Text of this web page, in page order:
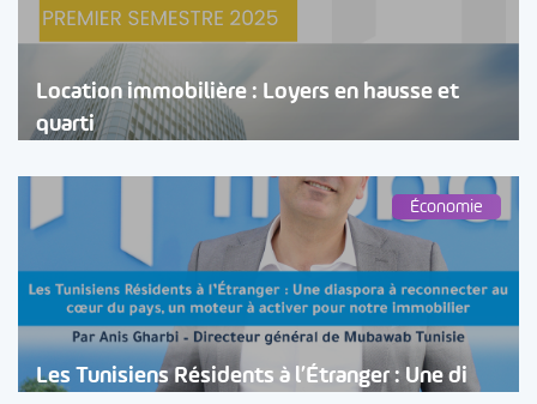
Location immobilière : Loyers en hausse et
quarti
Économie
Les Tunisiens Résidents à l’Étranger : Une di